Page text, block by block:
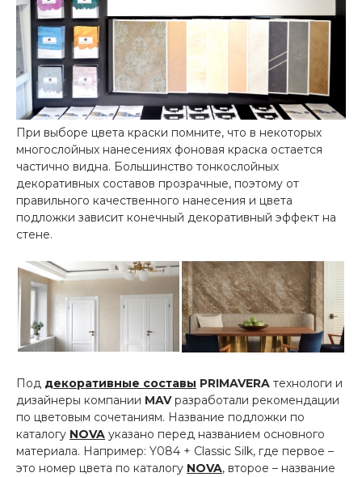
При выборе цвета краски помните, что в некоторых
многослойных нанесениях фоновая краска остается
частично видна. Большинство тонкослойных
декоративных составов прозрачные, поэтому от
правильного качественного нанесения и цвета
подложки зависит конечный декоративный эффект на
стене.
Под декоративные составы PRIMAVERA технологи и
дизайнеры компании MAVразработали рекомендации
по цветовым сочетаниям. Название подложки по
каталогу NOVA указано перед названием основного
материала. Например: Y084 + Classic Silk, где первое –
это номер цвета по каталогу NOVA, второе – название